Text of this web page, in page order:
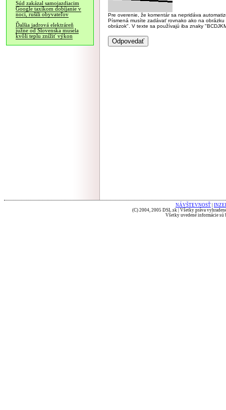
Súd zakázal samojazdiacim
Google taxíkom dobíjanie v
noci, rušili obyvateľov
Ďalšia jadrová elektráreň
južne od Slovenska musela
kvôli teplu znížiť výkon
Pre overenie, že komentár sa nepridáva
Písmená musíte zadávať rovnako ako na
obrázok". V texte sa používajú iba znaky
NÁVŠTEVNOSŤ
(C) 2004, 2005 DSL.sk | Všetky práva
Všetky uvedené informácie sú